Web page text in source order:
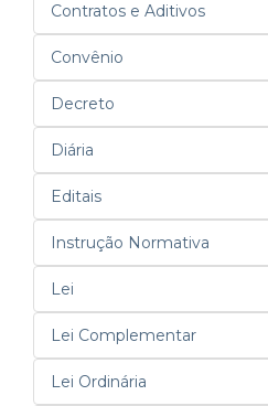
Contratos e Aditivos
Convênio
Decreto
Diária
Editais
Instrução Normativa
Lei
Lei Complementar
Lei Ordinária